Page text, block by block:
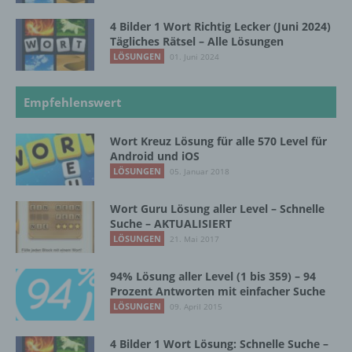
4 Bilder 1 Wort Richtig Lecker (Juni 2024)
Tägliches Rätsel – Alle Lösungen
LÖSUNGEN 01. Juni 2024
Empfehlenswert
Wort Kreuz Lösung für alle 570 Level für
Android und iOS
LÖSUNGEN 05. Januar 2018
Wort Guru Lösung aller Level – Schnelle
Suche – AKTUALISIERT
LÖSUNGEN 21. Mai 2017
94% Lösung aller Level (1 bis 359) – 94
Prozent Antworten mit einfacher Suche
LÖSUNGEN 09. April 2015
4 Bilder 1 Wort Lösung: Schnelle Suche –
d) Einschränkung der Verarbeitung
Einschränkung der Verarbeitung ist die
Markierung gespeicherter
personenbezogener Daten mit dem Ziel, ihre
künftige Verarbeitung einzuschränken.
e) Profiling
Profiling ist jede Art der automatisierten
darin besteht, dass diese
personenbezogenen Daten verwendet
werden, um bestimmte persönliche Aspekte,
zu bewerten, insbesondere, um Aspekte
bezüglich Arbeitsleistung, wirtschaftlicher
Lage, Gesundheit, persönlicher Vorlieben,
Interessen, Zuverlässigkeit, Verhalten,
Aufenthaltsort oder Ortswechsel dieser